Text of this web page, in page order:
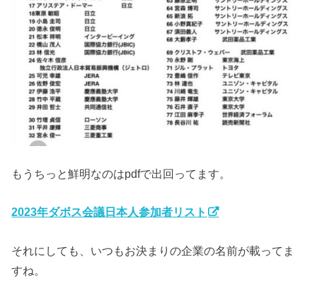
もうちっと鮮明なのはpdfで出回ってます。
2023年ダボス会議日本人参加者リスト
それにしても、いつもお決まりの企業の名前が載ってま
すね。